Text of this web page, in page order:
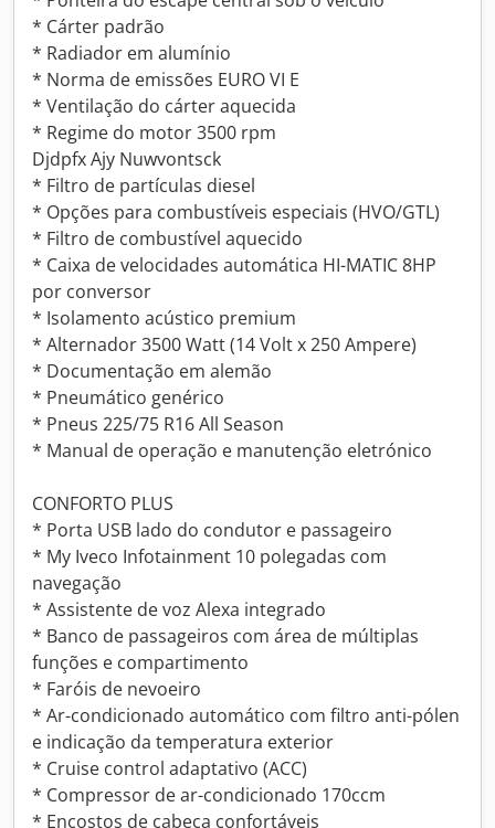
* Cárter padrão
* Radiador em alumínio
* Norma de emissões EURO VI E
* Ventilação do cárter aquecida
* Regime do motor 3500 rpm
Djdpfx Ajy Nuwvontsck
* Filtro de partículas diesel
* Opções para combustíveis especiais (HVO/GTL)
* Filtro de combustível aquecido
* Caixa de velocidades automática HI-MATIC 8HP
por conversor
* Isolamento acústico premium
* Alternador 3500 Watt (14 Volt x 250 Ampere)
* Documentação em alemão
* Pneumático genérico
* Pneus 225/75 R16 All Season
* Manual de operação e manutenção eletrónico
CONFORTO PLUS
* Porta USB lado do condutor e passageiro
* My Iveco Infotainment 10 polegadas com
navegação
* Assistente de voz Alexa integrado
* Banco de passageiros com área de múltiplas
funções e compartimento
* Faróis de nevoeiro
* Ar-condicionado automático com filtro anti-pólen
e indicação da temperatura exterior
* Cruise control adaptativo (ACC)
* Compressor de ar-condicionado 170ccm
* Encostos de cabeça confortáveis